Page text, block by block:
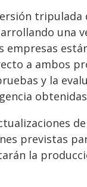
una
empresas
a ambos
y la
previstas
la